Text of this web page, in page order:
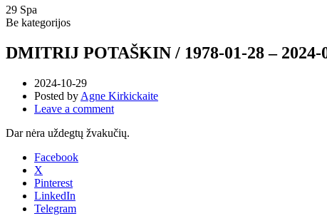
29 Spa
Be kategorijos
DMITRIJ POTAŠKIN / 1978-01-28 – 2024-
2024-10-29
Posted by Agne Kirkickaite
Leave a comment
Dar nėra uždegtų žvakučių.
Facebook
X
Pinterest
LinkedIn
Telegram